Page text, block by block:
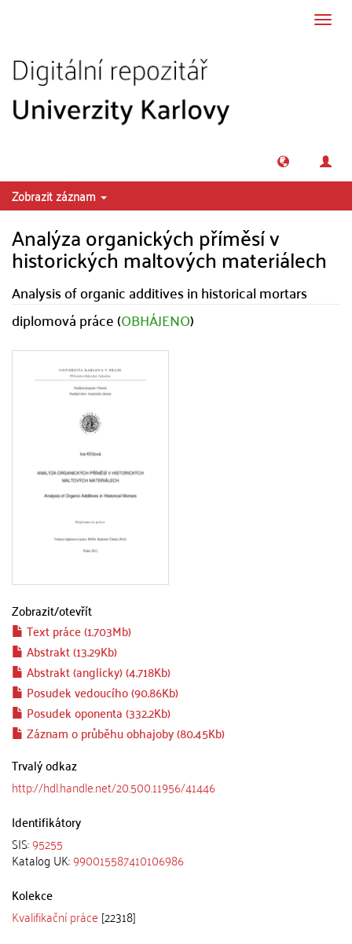
Zobrazit záznam
Analýza organických příměsí v
historických maltových materiálech
Analysis of organic additives in historical mortars
diplomová práce (OBHÁJENO)
Zobrazit/otevřít
Text práce (1.703Mb)
Abstrakt (13.29Kb)
Abstrakt (anglicky) (4.718Kb)
Posudek vedoucího (90.86Kb)
Posudek oponenta (332.2Kb)
Záznam o průběhu obhajoby (80.45Kb)
Trvalý odkaz
http://hdl.handle.net/20.500.11956/41446
Identifikátory
SIS:95255
Katalog UK:990015587410106986
Kolekce
Kvalifikační práce [22318]